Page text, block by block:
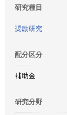
研究種目
奨励研究
配分区分
補助金
研究分野